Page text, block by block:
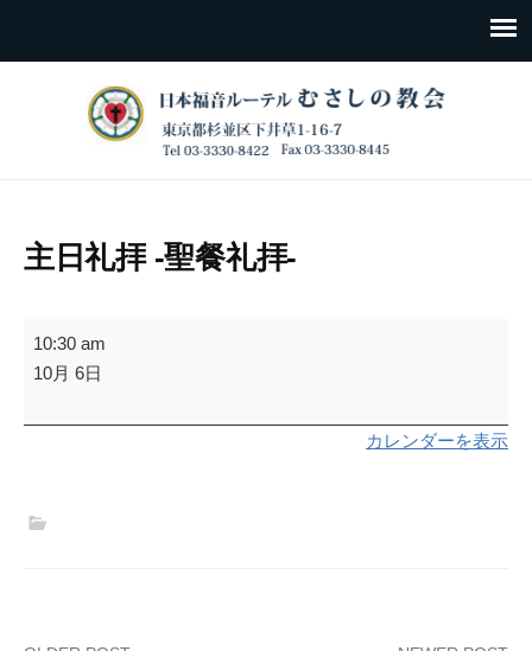
主日礼拝 -聖餐礼拝-
主
日
拝
10:30 am
10月 6日
カレンダーを表示